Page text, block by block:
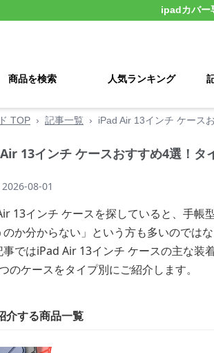
ipadカバー
商品を検索 人気ランキング
TOP › 記事一覧 › iPad Air 13インチ ケース
13インチ ケースおすすめ4選！タ
2026-08-01
13インチ ケースを探していると、手帳
のか分からない」という方も多いのではな
事ではiPad Air 13インチ ケースの主な装
のケースをタイプ別にご紹介します。
介する商品一覧